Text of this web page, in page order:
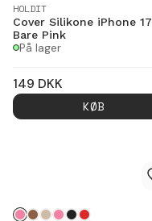
HOLDIT
Cover Silikone iPhone 17
Bare Pink
På lager
149 DKK
KØB